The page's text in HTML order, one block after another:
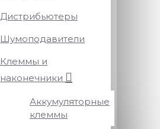
Дистрибьютеры
Шумоподавители
Клеммы и
наконечники
Аккумуляторные
клеммы